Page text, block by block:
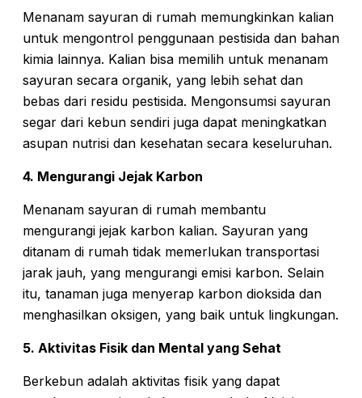
Menanam sayuran di rumah memungkinkan kalian
untuk mengontrol penggunaan pestisida dan bahan
kimia lainnya. Kalian bisa memilih untuk menanam
sayuran secara organik, yang lebih sehat dan
bebas dari residu pestisida. Mengonsumsi sayuran
segar dari kebun sendiri juga dapat meningkatkan
asupan nutrisi dan kesehatan secara keseluruhan.
4. Mengurangi Jejak Karbon
Menanam sayuran di rumah membantu
mengurangi jejak karbon kalian. Sayuran yang
ditanam di rumah tidak memerlukan transportasi
jarak jauh, yang mengurangi emisi karbon. Selain
itu, tanaman juga menyerap karbon dioksida dan
menghasilkan oksigen, yang baik untuk lingkungan.
5. Aktivitas Fisik dan Mental yang Sehat
Berkebun adalah aktivitas fisik yang dapat